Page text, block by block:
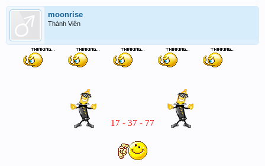
moonrise
Thành Viên
17 - 37 - 77